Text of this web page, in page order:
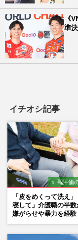
《
準
イチオシ記事
⭐ 高評価
「皮をめくって洗え
寝して」介護職の半数
嫌がらせや暴力を経験